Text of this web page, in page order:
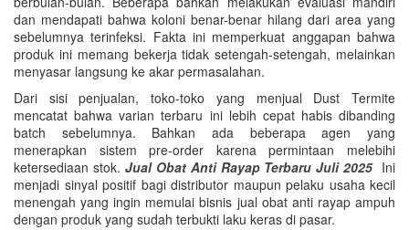
dan mendapati bahwa koloni benar-benar hilang dari area yang
sebelumnya terinfeksi. Fakta ini memperkuat anggapan bahwa
produk ini memang bekerja tidak setengah-setengah, melainkan
menyasar langsung ke akar permasalahan.
Dari sisi penjualan, toko-toko yang menjual Dust Termite
mencatat bahwa varian terbaru ini lebih cepat habis dibanding
batch sebelumnya. Bahkan ada beberapa agen yang
menerapkan sistem pre-order karena permintaan melebihi
ketersediaan stok. Jual Obat Anti Rayap Terbaru Juli 2025Ini
menjadi sinyal positif bagi distributor maupun pelaku usaha kecil
menengah yang ingin memulai bisnis jual obat anti rayap ampuh
dengan produk yang sudah terbukti laku keras di pasar.